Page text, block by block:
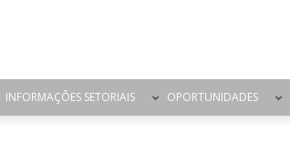
INFORMAÇÕES SETORIAIS OPORTUNIDADES